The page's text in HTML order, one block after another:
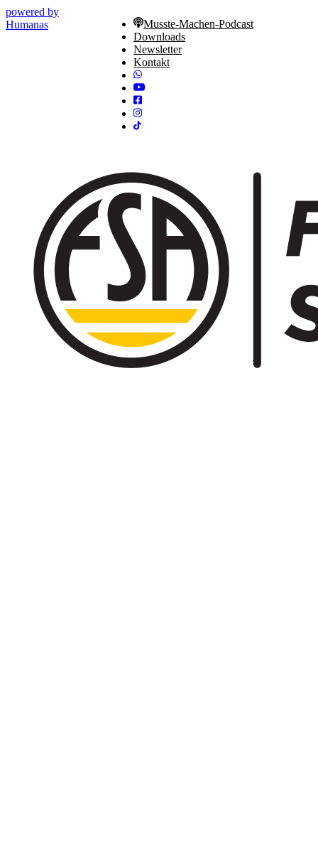
powered by
Humanas
Musste-Machen-Podcast
Downloads
Newsletter
Kontakt